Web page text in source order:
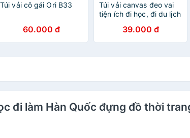
Túi vải cô gái Ori B33
60.000 đ
Túi vải canvas đeo vai
tiện ích đi học, đi du lịch
39.000 đ
đi làm Hàn Quốc đựng đồ thời